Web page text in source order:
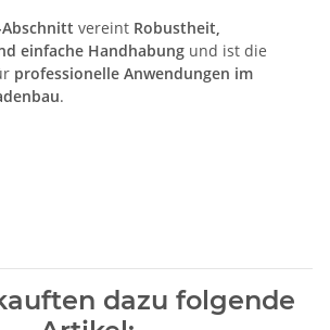
vereint Robustheit,
einfache Handhabung und ist die
professionelle Anwendungen im
.
dazu folgende